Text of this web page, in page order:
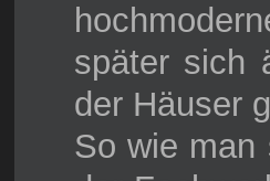
später sich
der Häuser
So wie man